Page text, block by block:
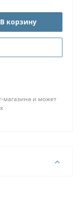
В корзину
магазина и может